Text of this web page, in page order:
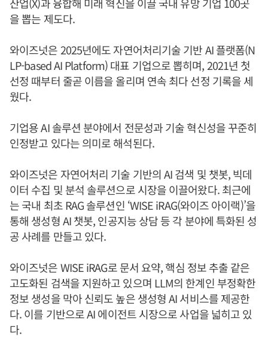
을 뽑는 제도다.
와이즈넛은 2025년에도 자연어처리기술 기반 AI 플랫폼(N
LP-based AI Platform) 대표 기업으로 뽑히며, 2021년 첫
선정 때부터 줄곧 이름을 올리며 연속 최다 선정 기록을 세
웠다.
기업용 AI 솔루션 분야에서 전문성과 기술 혁신성을 꾸준히
인정받고 있다는 의미로 해석된다.
와이즈넛은 자연어처리 기술 기반의 AI 검색 및 챗봇, 빅데
이터 수집 및 분석 솔루션으로 시장을 이끌어왔다. 최근에
는 국내 최초 RAG 솔루션인 ‘WISE iRAG(와이즈 아이랙)’을
통해 생성형 AI 챗봇, 인공지능 상담 등 각 분야에 특화된 성
공 사례를 만들고 있다.
와이즈넛은 WISE iRAG로 문서 요약, 핵심 정보 추출 같은
고도화된 검색을 지원하고 있으며 LLM의 한계인 부정확한
정보 생성을 막아 신뢰도 높은 생성형 AI 서비스를 제공한
다. 이를 기반으로 AI 에이전트 시장으로 사업을 넓히고 있
다.